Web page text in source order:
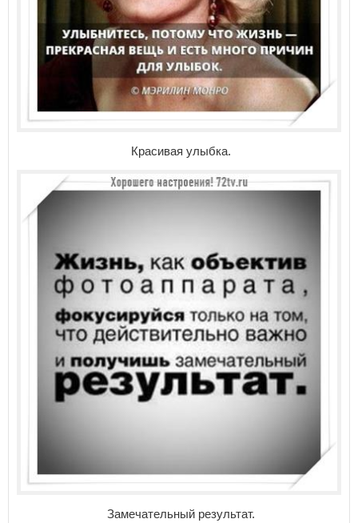
Красивая улыбка.
Замечательный результат.